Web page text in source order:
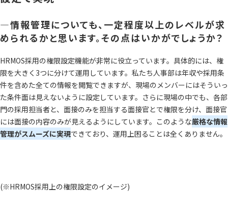
―情報管理についても、一定程度以上のレベルが求
められるかと思います。その点はいかがでしょうか？
HRMOS採用の権限設定機能が非常に役立っています。具体的には、権
限を大きく3つに分けて運用しています。私たち人事部は年収や採用条
件を含めた全ての情報を閲覧できますが、現場のメンバーにはそういっ
た条件面は見えないように設定しています。さらに現場の中でも、各部
門の採用担当者と、面接のみを担当する面接官とで権限を分け、面接官
には面接の内容のみが見えるようにしています。このような厳格な情報
管理がスムーズに実現できており、運用上困ることは全くありません。
(※HRMOS採用上の権限設定のイメージ)